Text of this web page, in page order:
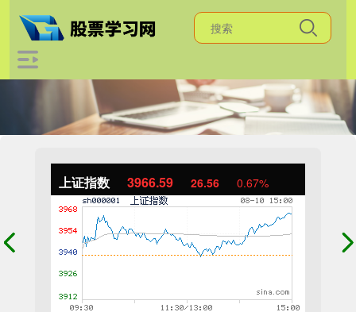
上证指数 3966.59 26.56 0.67%